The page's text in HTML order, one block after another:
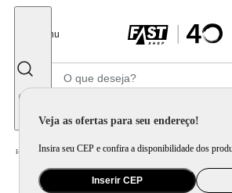
Menu
Veja as ofertas para seu endereço!
Insira seu CEP e confira a disponibilidade dos
Inserir CEP
Home Utilidade Doméstica Organização e Armazenamento / Organização